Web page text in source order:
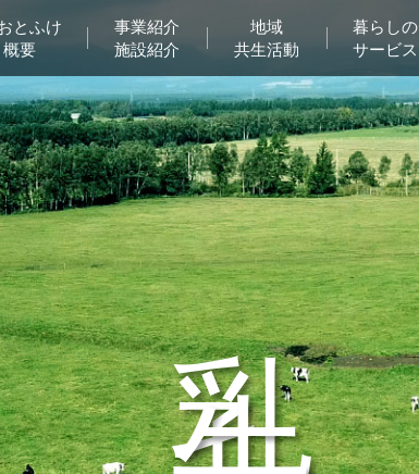
とふけ
概要
事業紹介
施設紹介
地域
共生活動
暮らしの
サービス
乳 牛